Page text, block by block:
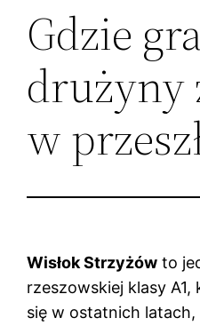
Gdzie
drużyny
w
Wisłok Strzyżów to
rzeszowskiej klasy
się w ostatnich latach,